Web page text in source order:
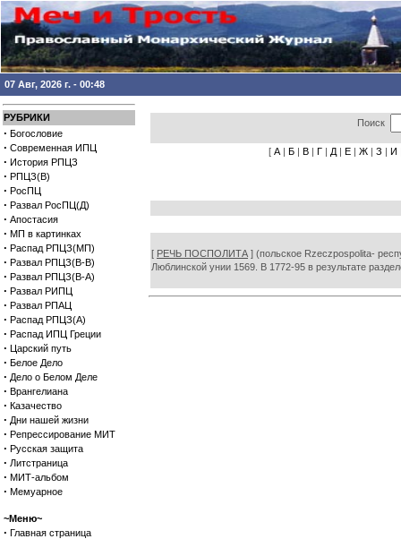
07 Авг, 2026 г. - 00:48
РУБРИКИ
· Богословие
· Современная ИПЦ
· История РПЦЗ
· РПЦЗ(В)
· РосПЦ
· Развал РосПЦ(Д)
· Апостасия
· МП в картинках
· Распад РПЦЗ(МП)
· Развал РПЦЗ(В-В)
· Развал РПЦЗ(В-А)
· Развал РИПЦ
· Развал РПАЦ
· Распад РПЦЗ(А)
· Распад ИПЦ Греции
· Царский путь
· Белое Дело
· Дело о Белом Деле
· Врангелиана
· Казачество
· Дни нашей жизни
· Репрессирование МИТ
· Русская защита
· Литстраница
· МИТ-альбом
· Мемуарное
~Меню~
· Главная страница
Поиск
[ А | Б | В | Г | Д | Е | Ж | З | И
[ РЕЧЬ ПОСПОЛИТА ] (польское Rzеczpospolita-
Люблинской унии 1569. В 1772-95 в результате